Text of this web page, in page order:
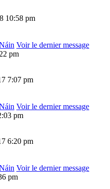
10:58 pm
Voir le dernier message
pm
7:07 pm
Voir le dernier message
pm
6:20 pm
Voir le dernier message
pm